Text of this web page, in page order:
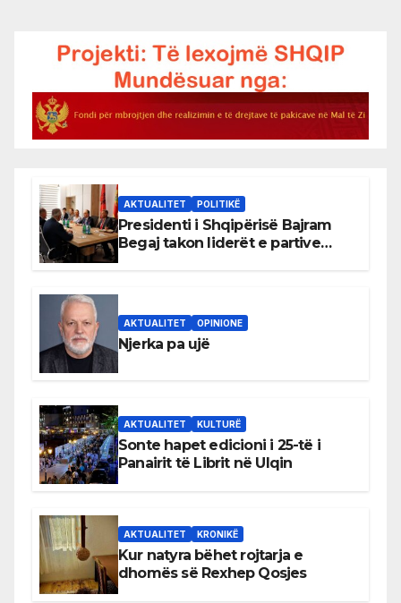
AKTUALITET POLITIKË
Presidenti i Shqipërisë Bajram
Begaj takon liderët e partive
AKTUALITET OPINIONE
Njerka pa ujë
AKTUALITET KULTURË
Sonte hapet edicioni i 25-të i
Panairit të Librit në Ulqin
AKTUALITET KRONIKË
Kur natyra bëhet rojtarja e
dhomës së Rexhep Qosjes